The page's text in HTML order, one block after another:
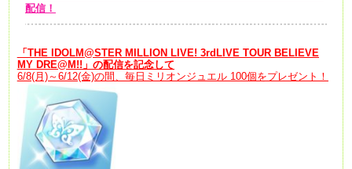
配信！
「 THE IDOLM@STER MILLION LIVE! 3rdLIVE TOUR BELIEVE
MY DRE@M!! 」 の配信を記念して
6/8(月)～6/12(金)の間、毎日ミリオンジュエル 100個をプレゼント！